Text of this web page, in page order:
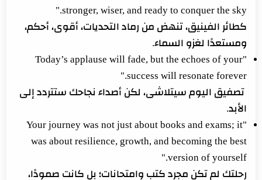
stronger, wiser, and ready to conquer the sky."
كطائر الفينيق، تنهض من رماد التحديات، أقوى، أحكم،
ومستعدًا لغزو السماء.
"Today’s applause will fade, but the echoes of your
success will resonate forever."
تصفيق اليوم سيتلاشى، لكن أصداء نجاحك ستتردد إلى
الأبد.
"Your journey was not just about books and exams; it
was about resilience, growth, and becoming the best
version of yourself."
رحلتك لم تكن مجرد كتب وامتحانات؛ بل كانت صمودًا،